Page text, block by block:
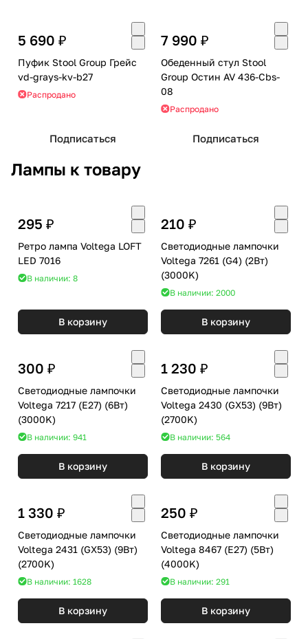
5 690 ₽
Пуфик Stool Group Грейс
vd-grays-kv-b27
Распродано
Подписаться
7 990 ₽
Обеденный стул Stool
Group Остин AV 436-Cbs-
08
Распродано
Подписаться
Лампы к товару
295 ₽
Ретро лампа Voltega LOFT
LED 7016
В наличии: 8
В корзину
210 ₽
Светодиодные лампочки
Voltega 7261 (G4) (2Вт)
(3000K)
В наличии: 2000
В корзину
300 ₽
Светодиодные лампочки
Voltega 7217 (E27) (6Вт)
(3000K)
В наличии: 941
В корзину
1 230 ₽
Светодиодные лампочки
Voltega 2430 (GX53) (9Вт)
(2700K)
В наличии: 564
В корзину
1 330 ₽
Светодиодные лампочки
Voltega 2431 (GX53) (9Вт)
(2700K)
В наличии: 1628
В корзину
250 ₽
Светодиодные лампочки
Voltega 8467 (E27) (5Вт)
(4000K)
В наличии: 291
В корзину